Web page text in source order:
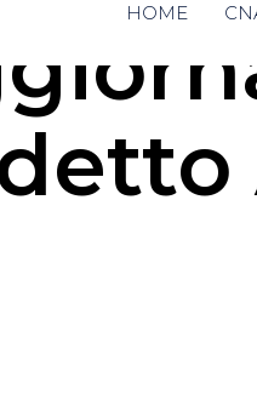
HOME